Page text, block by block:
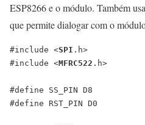
ESP8266 e o módulo. Também
que permite dialogar com o
#include <SPI .h>
#include <MFRC522 .h>
#define SS_PIN D8
#define RST_PIN D0